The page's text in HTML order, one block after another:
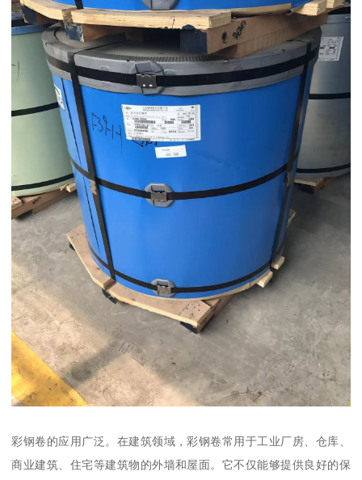
彩钢卷的应用广泛。在建筑领域，彩钢卷常用于工业厂房、仓库、
商业建筑、住宅等建筑物的外墙和屋面。它不仅能够提供良好的保